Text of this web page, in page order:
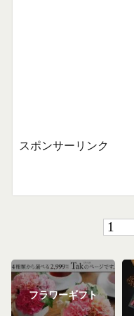
スポンサーリンク
フラワーギフト